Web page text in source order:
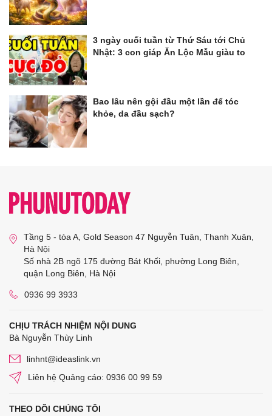
3 ngày cuối tuần từ Thứ Sáu tới Chủ
Nhật: 3 con giáp Ăn Lộc Mẫu giàu to
Bao lâu nên gội đầu một lần để tóc
khỏe, da đầu sạch?
Tầng 5 - tòa A, Gold Season 47 Nguyễn Tuân, Thanh Xuân,
Hà Nội
Số nhà 2B ngõ 175 đường Bát Khối, phường Long Biên,
quận Long Biên, Hà Nội
0936 99 3933
CHỊU TRÁCH NHIỆM NỘI DUNG
Bà Nguyễn Thùy Linh
linhnt@ideaslink.vn
Liên hệ Quảng cáo: 0936 00 99 59
THEO DÕI CHÚNG TÔI